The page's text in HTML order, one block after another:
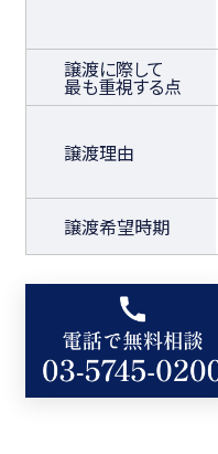
譲渡に際して
最も重視する点
譲渡理由
譲渡希望時期